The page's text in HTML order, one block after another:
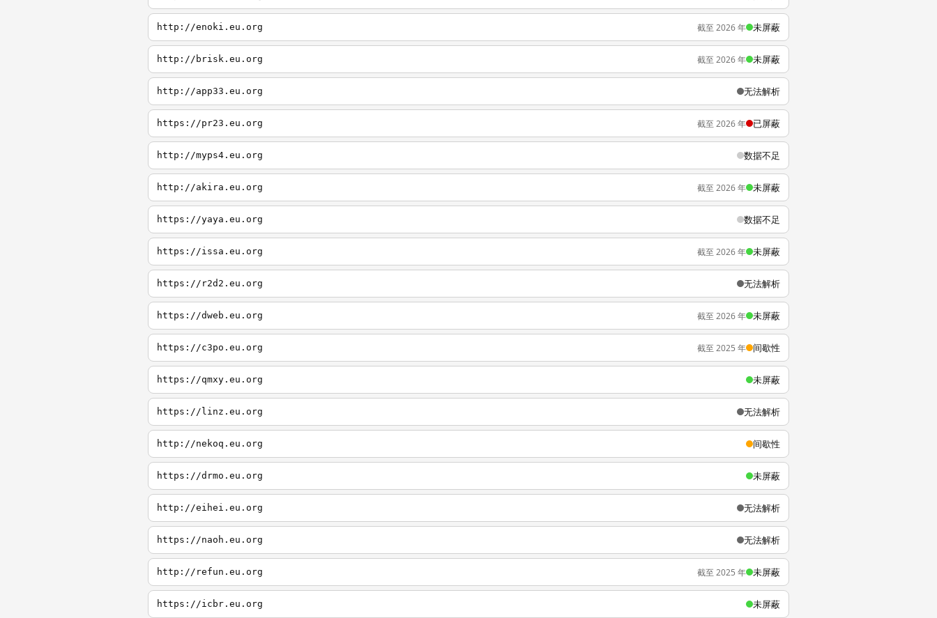
http://enoki.eu.org 截至 2026 年 未屏蔽
http://brisk.eu.org 截至 2026 年 未屏蔽
http://app33.eu.org 无法解析
https://pr23.eu.org 截至 2026 年 已屏蔽
http://myps4.eu.org 数据不足
http://akira.eu.org 截至 2026 年 未屏蔽
https://yaya.eu.org 数据不足
https://issa.eu.org 截至 2026 年 未屏蔽
https://r2d2.eu.org 无法解析
https://dweb.eu.org 截至 2026 年 未屏蔽
https://c3po.eu.org 截至 2025 年 间歇性
https://qmxy.eu.org 未屏蔽
https://linz.eu.org 无法解析
http://nekoq.eu.org 间歇性
https://drmo.eu.org 未屏蔽
http://eihei.eu.org 无法解析
https://naoh.eu.org 无法解析
http://refun.eu.org 截至 2025 年 未屏蔽
https://icbr.eu.org 未屏蔽